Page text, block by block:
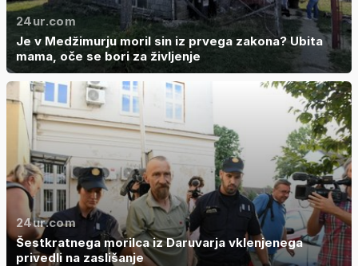
24ur.com
Je v Medžimurju moril sin iz prvega zakona? Ubita
mama, oče se bori za življenje
24ur.com
Šestkratnega morilca iz Daruvarja vklenjenega
privedli na zaslišanje